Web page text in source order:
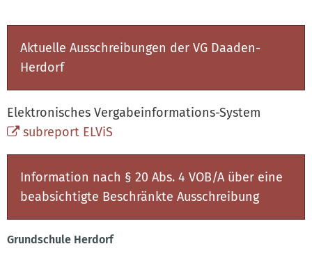
Aktuelle Ausschreibungen der VG Daaden-
Herdorf
Elektronisches Vergabeinformations-System
subreport ELViS
Information nach § 20 Abs. 4 VOB/A über eine
beabsichtigte Beschränkte Ausschreibung
Grundschule Herdorf